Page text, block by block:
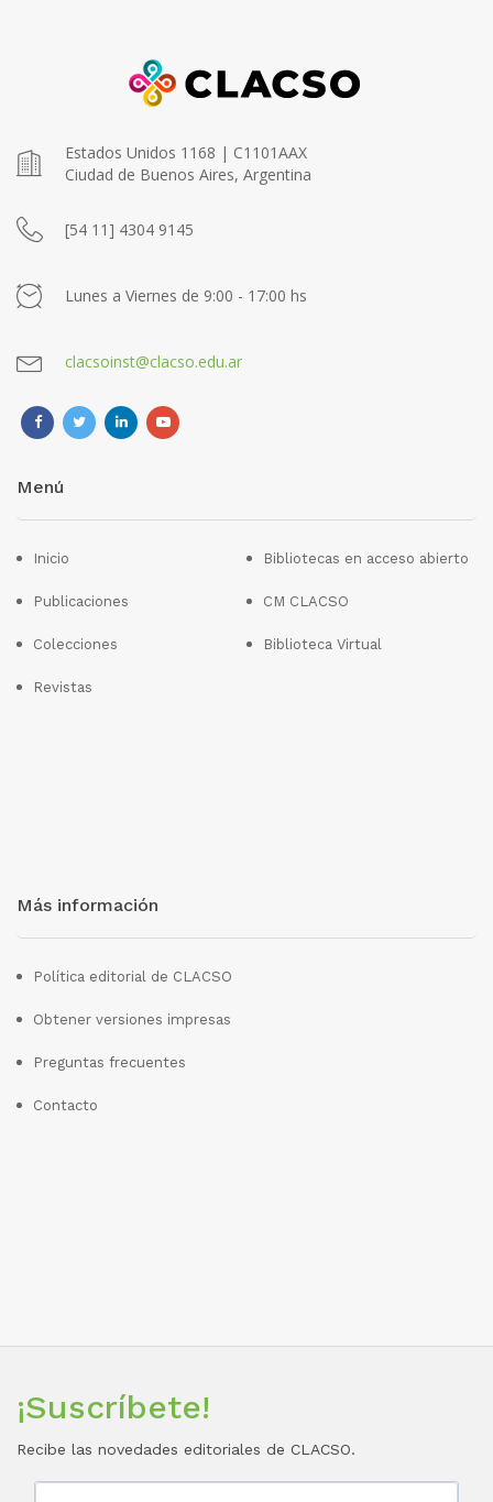
Estados Unidos 1168 | C1101AAX
Ciudad de Buenos Aires, Argentina
[54 11] 4304 9145
Lunes a Viernes de 9:00 - 17:00 hs
clacsoinst@clacso.edu.ar
Menú
Inicio
Publicaciones
Colecciones
Revistas
Bibliotecas en acceso abierto
CM CLACSO
Biblioteca Virtual
Más información
Política editorial de CLACSO
Obtener versiones impresas
Preguntas frecuentes
Contacto
¡Suscríbete!
Recibe las novedades editoriales de CLACSO.